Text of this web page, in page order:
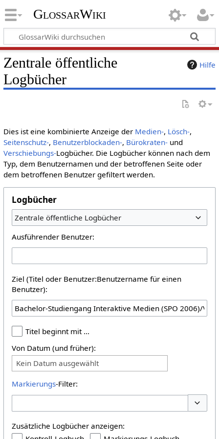
GlossarWiki
Hilfe
Zentrale öffentliche
Logbücher
Dies ist eine kombinierte Anzeige der Medien-, Lösch-,
Seitenschutz-, Benutzerblockaden-, Bürokraten-und
Verschiebungs-Logbücher. Die Logbücher können nach dem
Typ, dem Benutzernamen und der betroffenen Seite oder
dem betroffenen Benutzer gefiltert werden.
Logbücher
Zentrale öffentliche Logbücher
Ausführender Benutzer:
Ziel (Titel oder Benutzer:Benutzername für einen
Benutzer):
Titel beginnt mit …
Von Datum (und früher):
Kein Datum ausgewählt
Markierungs-Filter:
Zusätzliche Logbücher anzeigen: